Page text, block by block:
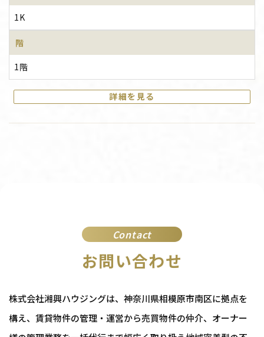
1K
階
1階
詳細を見る
Contact
お問い合わせ
株式会社湘興ハウジングは、神奈川県相模原市南区に拠点を
構え、賃貸物件の管理・運営から売買物件の仲介、 オーナー